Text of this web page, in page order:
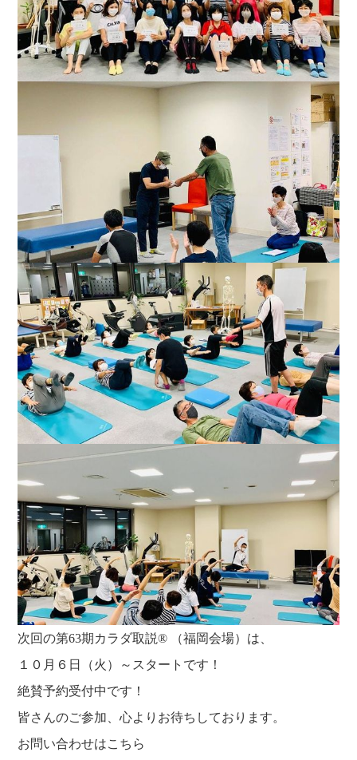
次回の第63期カラダ取説® （福岡会場）は、
１０月６日（火）～スタートです！
絶賛予約受付中です！
皆さんのご参加、心よりお待ちしております。
お問い合わせはこちら